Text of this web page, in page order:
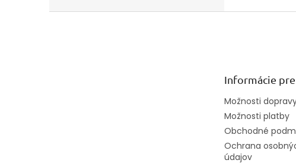
Informácie pre
Možnosti
Možnosti platby
Obchodné
Ochrana
údajov